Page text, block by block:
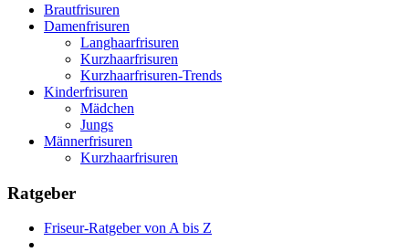
Brautfrisuren
Damenfrisuren
Langhaarfrisuren
Kurzhaarfrisuren
Kurzhaarfrisuren-Trends
Kinderfrisuren
Mädchen
Jungs
Männerfrisuren
Kurzhaarfrisuren
Ratgeber
Friseur-Ratgeber von A bis Z